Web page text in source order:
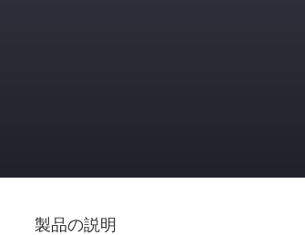
製品の説明